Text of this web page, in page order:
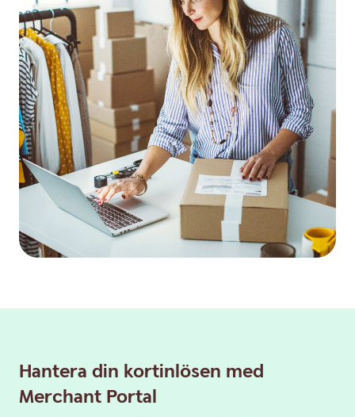
Hantera din kortinlösen med
Merchant Portal